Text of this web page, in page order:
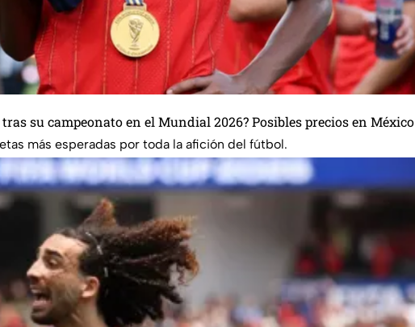
su campeonato en el Mundial 2026? Posibles precios en México
más esperadas por toda la afición del fútbol.